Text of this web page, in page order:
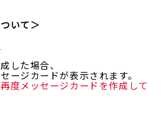
いて＞
した場合、
ージカードが表示されます。
度メッセージカードを作成して